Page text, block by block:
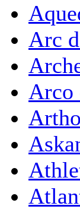
Arc
Arco